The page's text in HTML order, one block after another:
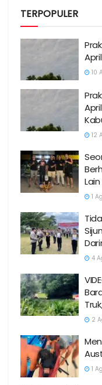
TERPOPULER
10
12
1
4
2
1